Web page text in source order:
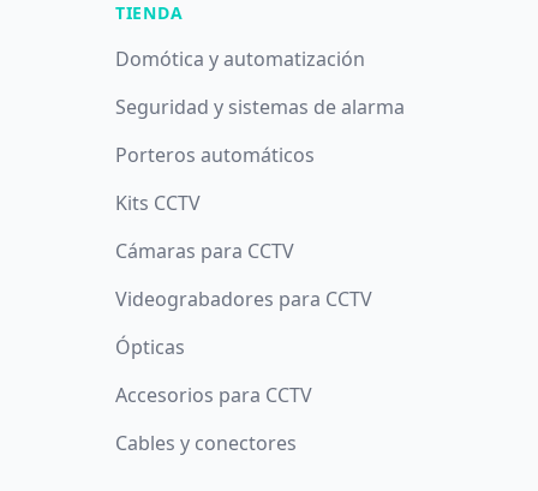
TIENDA
Domótica y automatización
Seguridad y sistemas de alarma
Porteros automáticos
Kits CCTV
Cámaras para CCTV
Videograbadores para CCTV
Ópticas
Accesorios para CCTV
Cables y conectores